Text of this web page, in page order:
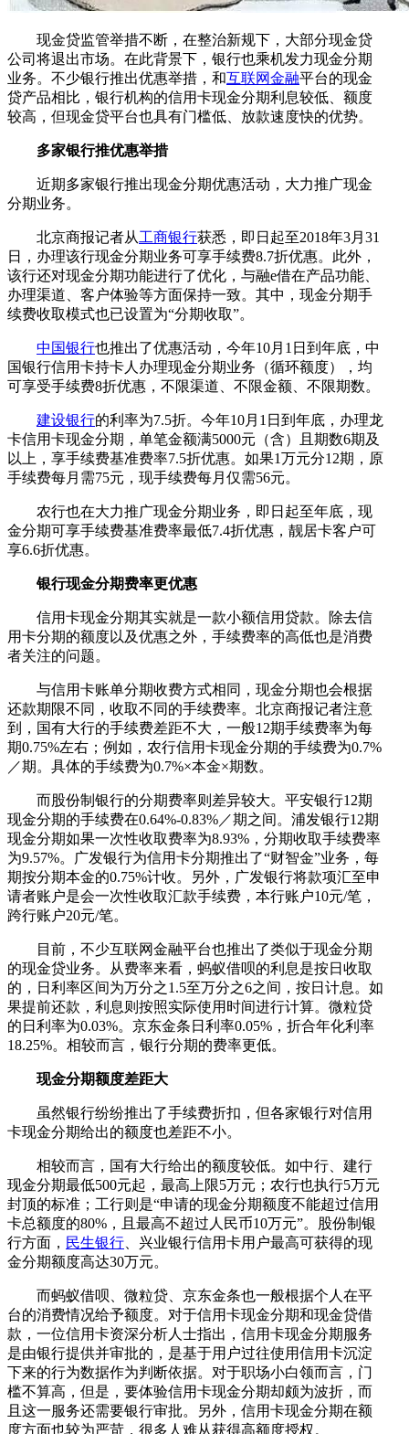
现金贷监管举措不断，在整治新规下，大部分现金贷
公司将退出市场。在此背景下，银行也乘机发力现金分期
业务。不少银行推出优惠举措，和互联网金融平台的现金
贷产品相比，银行机构的信用卡现金分期利息较低、额度
较高，但现金贷平台也具有门槛低、放款速度快的优势。
多家银行推优惠举措
近期多家银行推出现金分期优惠活动，大力推广现金
分期业务。
北京商报记者从工商银行获悉，即日起至2018年3月31
日，办理该行现金分期业务可享手续费8.7折优惠。此外，
该行还对现金分期功能进行了优化，与融e借在产品功能、
办理渠道、客户体验等方面保持一致。其中，现金分期手
续费收取模式也已设置为“分期收取”。
中国银行也推出了优惠活动，今年10月1日到年底，中
国银行信用卡持卡人办理现金分期业务（循环额度），均
可享受手续费8折优惠，不限渠道、不限金额、不限期数。
建设银行的利率为7.5折。今年10月1日到年底，办理龙
卡信用卡现金分期，单笔金额满5000元（含）且期数6期及
以上，享手续费基准费率7.5折优惠。如果1万元分12期，原
手续费每月需75元，现手续费每月仅需56元。
农行也在大力推广现金分期业务，即日起至年底，现
金分期可享手续费基准费率最低7.4折优惠，靓居卡客户可
享6.6折优惠。
银行现金分期费率更优惠
信用卡现金分期其实就是一款小额信用贷款。除去信
用卡分期的额度以及优惠之外，手续费率的高低也是消费
者关注的问题。
与信用卡账单分期收费方式相同，现金分期也会根据
还款期限不同，收取不同的手续费率。北京商报记者注意
到，国有大行的手续费差距不大，一般12期手续费率为每
期0.75%左右；例如，农行信用卡现金分期的手续费为0.7%
／期。具体的手续费为0.7%×本金×期数。
而股份制银行的分期费率则差异较大。平安银行12期
现金分期的手续费在0.64%-0.83%／期之间。浦发银行12期
现金分期如果一次性收取费率为8.93%，分期收取手续费率
为9.57%。广发银行为信用卡分期推出了“财智金”业务，每
期按分期本金的0.75%计收。另外，广发银行将款项汇至申
请者账户是会一次性收取汇款手续费，本行账户10元/笔，
跨行账户20元/笔。
目前，不少互联网金融平台也推出了类似于现金分期
的现金贷业务。从费率来看，蚂蚁借呗的利息是按日收取
的，日利率区间为万分之1.5至万分之6之间，按日计息。如
果提前还款，利息则按照实际使用时间进行计算。微粒贷
的日利率为0.03%。京东金条日利率0.05%，折合年化利率
18.25%。相较而言，银行分期的费率更低。
现金分期额度差距大
虽然银行纷纷推出了手续费折扣，但各家银行对信用
卡现金分期给出的额度也差距不小。
相较而言，国有大行给出的额度较低。如中行、建行
现金分期最低500元起，最高上限5万元；农行也执行5万元
封顶的标准；工行则是“申请的现金分期额度不能超过信用
卡总额度的80%，且最高不超过人民币10万元”。股份制银
行方面， 民生银行 、兴业银行信用卡用户最高可获得的现
金分期额度高达30万元。
而蚂蚁借呗、微粒贷、京东金条也一般根据个人在平
台的消费情况给予额度。对于信用卡现金分期和现金贷借
款，一位信用卡资深分析人士指出，信用卡现金分期服务
是由银行提供并审批的，是基于用户过往使用信用卡沉淀
下来的行为数据作为判断依据。对于职场小白领而言，门
槛不算高，但是，要体验信用卡现金分期却颇为波折，而
且这一服务还需要银行审批。另外，信用卡现金分期在额
度方面也较为严苛，很多人难从获得高额度授权。